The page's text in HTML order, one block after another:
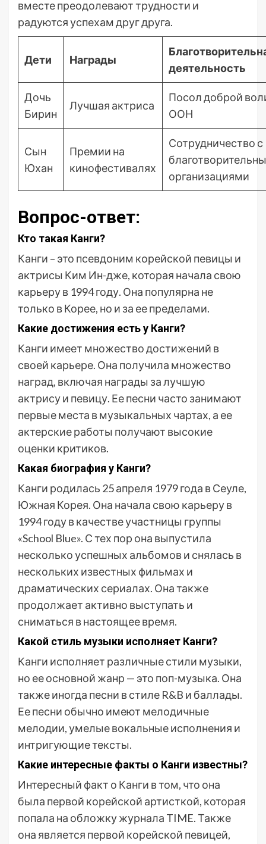
вместе преодолевают трудности и
радуются успехам друг друга.
Дети Награды
деятельность
Дочь
Бирин
Лучшая актриса
Посол доброй
ООН
Сын
Юхан
Премии на
кинофестивалях
Сотрудничество с
организациями
Вопрос-ответ:
Кто такая Канги?
Канги – это псевдоним корейской певицы и
актрисы Ким Ин-дже, которая начала свою
карьеру в 1994 году. Она популярна не
только в Корее, но и за ее пределами.
Какие достижения есть у Канги?
Канги имеет множество достижений в
своей карьере. Она получила множество
наград, включая награды за лучшую
актрису и певицу. Ее песни часто занимают
первые места в музыкальных чартах, а ее
актерские работы получают высокие
оценки критиков.
Какая биография у Канги?
Канги родилась 25 апреля 1979 года в Сеуле,
Южная Корея. Она начала свою карьеру в
1994 году в качестве участницы группы
«School Blue». С тех пор она выпустила
несколько успешных альбомов и снялась в
нескольких известных фильмах и
драматических сериалах. Она также
продолжает активно выступать и
сниматься в настоящее время.
Какой стиль музыки исполняет Канги?
Канги исполняет различные стили музыки,
но ее основной жанр — это поп-музыка. Она
также иногда песни в стиле R&B и баллады.
Ее песни обычно имеют мелодичные
мелодии, умелые вокальные исполнения и
интригующие тексты.
Какие интересные факты о Канги известны?
Интересный факт о Канги в том, что она
была первой корейской артисткой, которая
попала на обложку журнала TIME. Также
она является первой корейской певицей,